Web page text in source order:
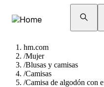
hm.com
/Mujer
/Blusas y camisas
/Camisas
/Camisa de algodón con